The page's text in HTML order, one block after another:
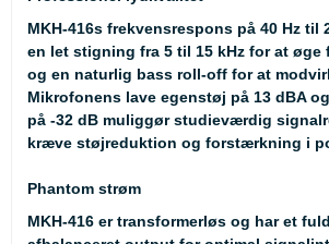
MKH-416s frekvensrespons på 40 Hz til
en let stigning fra 5 til 15 kHz for at øge
og en naturlig bass roll-off for at
Mikrofonens lave egenstøj på 13 dBA
på -32 dB muliggør studieværdig
kræve støjreduktion og forstærkning i
Phantom strøm
MKH-416 er transformerløs og har et